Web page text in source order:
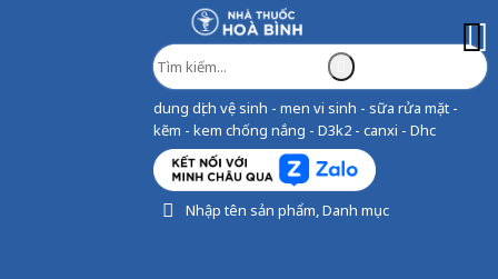
dung dịch vệ sinh - men vi sinh - sữa rửa mặt -
kẽm - kem chống nắng - D3k2 - canxi - Dhc
Nhập tên sản phẩm, Danh mục